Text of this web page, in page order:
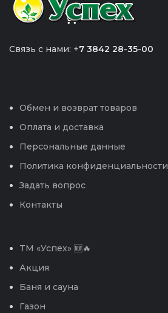
Связь с нами: +7 3842 28-35-00
Обмен и возврат товаров
Оплата и доставка
Персональные данные
Политика конфиденциальности
Задать вопрос
Контакты
TM «Успех» 🆕🔥
Акция
Баня и сауна
Газон